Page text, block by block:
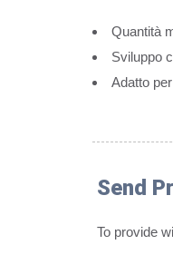
Quantità
Sviluppo
Adatto